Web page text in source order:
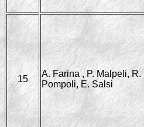
15
A. Farina , P. Malpeli, R.
Pompoli, E. Salsi